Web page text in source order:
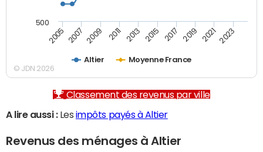
Altier Moyenne France
2005 2007 2009 2011 2013 2015 2017 2019 2021 2023
500
© JDN 2026
Classement des revenus par ville
A lire aussi :Les impôts payés à Altier
Revenus des ménages à Altier